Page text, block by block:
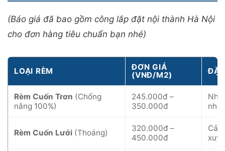
(Báo giá đã bao gồm công lắp đặt nội thành Hà Nội
cho đơn hàng tiêu chuẩn bạn nhé)
LOẠI RÈM
ĐƠN GIÁ
(VNĐ/M2)
Rèm Cuốn Trơn (Chống
nắng 100%)
245.000đ –
350.000đ
Rèm Cuốn Lưới (Thoáng)
320.000đ –
450.000đ
Cản